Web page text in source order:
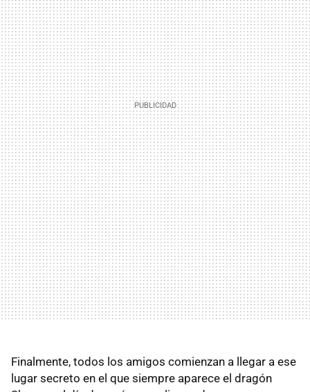
Finalmente, todos los amigos comienzan a llegar a ese
lugar secreto en el que siempre aparece el dragón